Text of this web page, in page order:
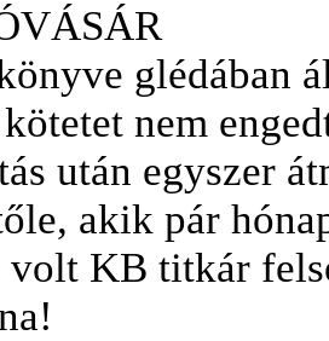
glédában
nem
után egyszer
akik pár
volt KB titkár